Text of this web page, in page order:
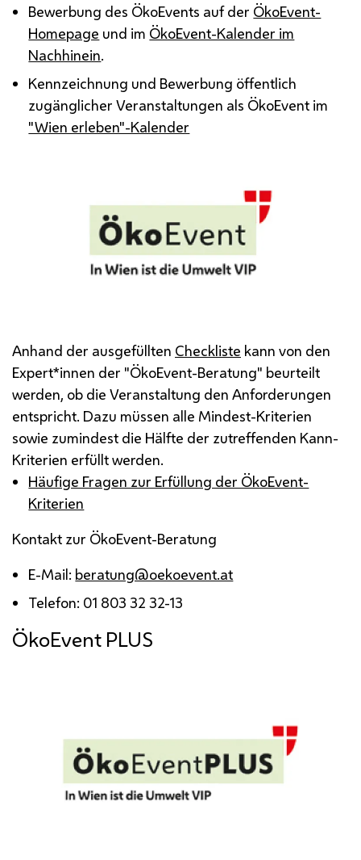
Bewerbung des ÖkoEvents auf der ÖkoEvent-
Homepage und im ÖkoEvent-Kalender im
Nachhinein.
Kennzeichnung und Bewerbung öffentlich
zugänglicher Veranstaltungen als ÖkoEvent im
"Wien erleben"-Kalender
Anhand der ausgefüllten Checkliste kann von den
Expert*innen der "ÖkoEvent-Beratung" beurteilt
werden, ob die Veranstaltung den Anforderungen
entspricht. Dazu müssen alle Mindest-Kriterien
sowie zumindest die Hälfte der zutreffenden Kann-
Kriterien erfüllt werden.
Häufige Fragen zur Erfüllung der ÖkoEvent-
Kriterien
Kontakt zur ÖkoEvent-Beratung
E-Mail: beratung@oekoevent.at
Telefon: 01 803 32 32-13
ÖkoEvent PLUS